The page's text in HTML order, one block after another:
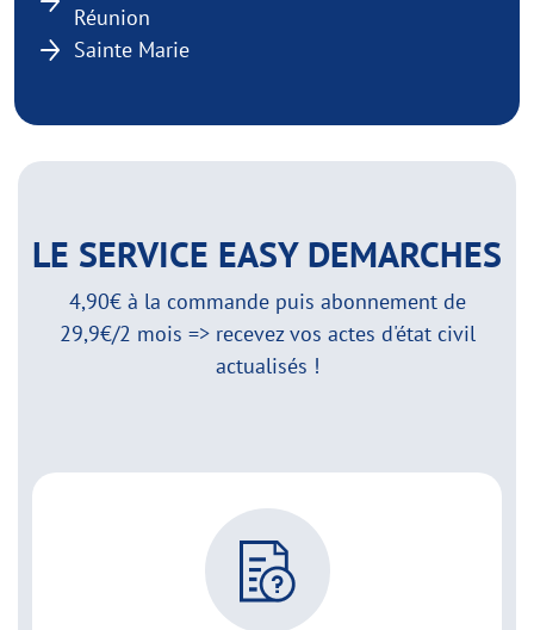
Réunion
Sainte Marie
LE SERVICE EASY DEMARCHES
4,90€ à la commande puis abonnement de
29,9€/2 mois => recevez vos actes d'état civil
actualisés !